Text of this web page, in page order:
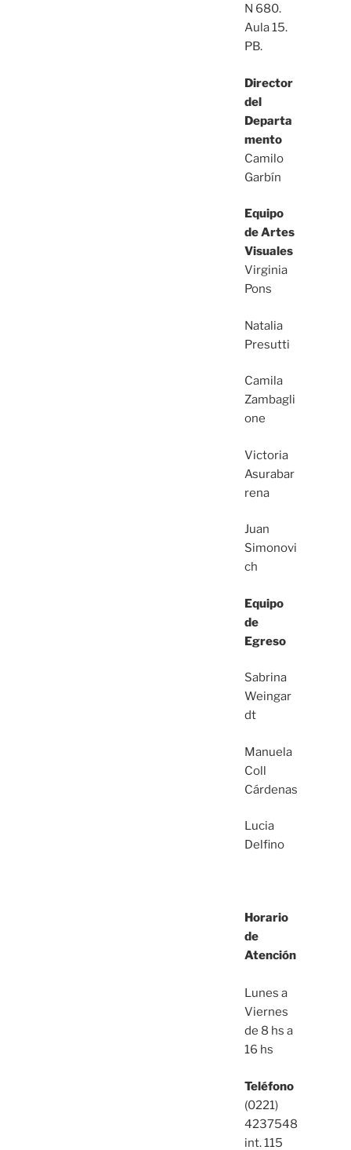
N 680.
Aula 15.
PB.
Director
del
Departa
mento
Camilo
Garbín
Equipo
de Artes
Visuales
Virginia
Pons
Natalia
Presutti
Camila
Zambagli
one
Victoria
Asurabar
rena
Juan
Simonovi
ch
Equipo
de
Egreso
Sabrina
Weingar
dt
Manuela
Coll
Cárdenas
Lucia
Delfino
Horario
de
Atención
Lunes a
Viernes
de 8 hs a
16 hs
Teléfono
(0221)
4237548
int. 115